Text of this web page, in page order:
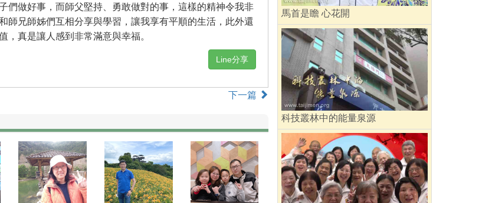
做好事，而師父堅持、勇敢做對的事，這樣的精神令我非
師兄師姊們互相分享與學習，讓我享有平順的生活，此外還
，真是讓人感到非常滿意與幸福。
Line分享
下一篇
馬首是瞻 心花開
科技叢林中的能量泉源